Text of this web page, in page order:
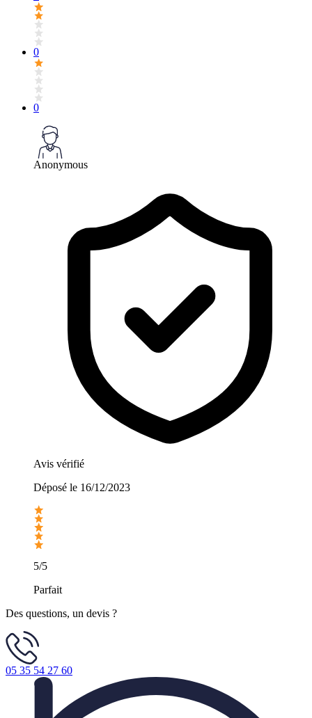
0
0
Anonymous
Avis vérifié
Déposé le 16/12/2023
5/5
Parfait
Des questions, un devis ?
05 35 54 27 60